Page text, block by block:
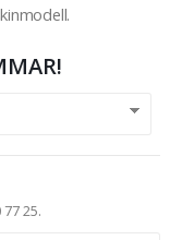
25.